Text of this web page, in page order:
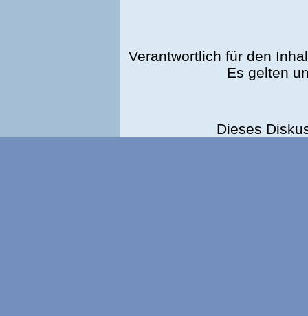
Verantwortlich für den
Es gelten
Dieses